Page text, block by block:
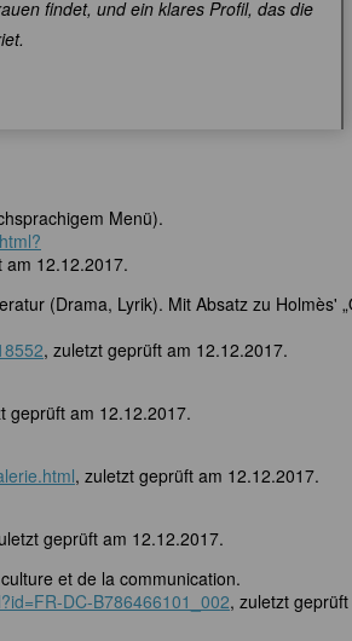
findet, und ein klares Profil, das die
Menü).
am 12.12.2017.
(Drama, Lyrik). Mit Absatz zu Holmès'
, zuletzt geprüft am 12.12.2017.
geprüft am 12.12.2017.
, zuletzt geprüft am 12.12.2017.
geprüft am 12.12.2017.
et de la communication.
DC-B786466101_002, zuletzt